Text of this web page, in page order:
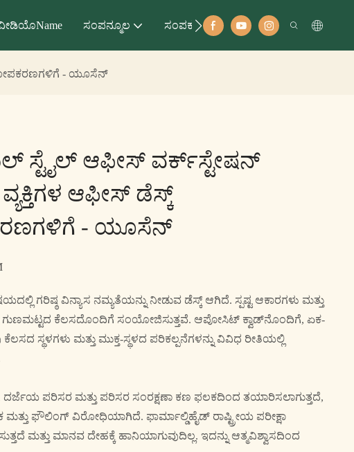
ಸಂಪನ್ಮೂಲ ಸಂಪರ್ಕಣ
- ಯೂಸೆನ್
ಸ್ಟೈಲ್ ಆಫೀಸ್ ವರ್ಕ್‌ಸ್ಟೇಷನ್
ಆಫೀಸ್ ಡೆಸ್ಕ್
- ಯೂಸೆನ್
ಗರಿಷ್ಠ ವಿನ್ಯಾಸ ನಮ್ಯತೆಯನ್ನು ನೀಡುವ ಡೆಸ್ಕ್ ಆಗಿದೆ. ಸ್ಪಷ್ಟ ಆಕಾರಗಳು ಮತ್ತು
ಗುಣಮಟ್ಟದ ಕೆಲಸದೊಂದಿಗೆ ಸಂಯೋಜಿಸುತ್ತವೆ. ಆಪೋಸಿಟ್ ಕ್ವಾಡ್‌ನೊಂದಿಗೆ, ಏಕ-
ಕೆಲಸದ ಸ್ಥಳಗಳು ಮತ್ತು ಮುಕ್ತ-ಸ್ಥಳದ ಪರಿಕಲ್ಪನೆಗಳನ್ನು ವಿವಿಧ ರೀತಿಯಲ್ಲಿ
ದರ್ಜೆಯ ಪರಿಸರ ಮತ್ತು ಪರಿಸರ ಸಂರಕ್ಷಣಾ ಕಣ ಫಲಕದಿಂದ ತಯಾರಿಸಲಾಗುತ್ತದೆ,
ಫೌಲಿಂಗ್ ವಿರೋಧಿಯಾಗಿದೆ. ಫಾರ್ಮಾಲ್ಡಿಹೈಡ್ ರಾಷ್ಟ್ರೀಯ ಪರೀಕ್ಷಾ
ಮತ್ತು ಮಾನವ ದೇಹಕ್ಕೆ ಹಾನಿಯಾಗುವುದಿಲ್ಲ. ಇದನ್ನು ಆತ್ಮವಿಶ್ವಾಸದಿಂದ